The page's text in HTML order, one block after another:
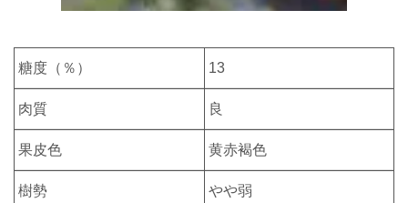
糖度（％） 13
肉質 良
果皮色 黄赤褐色
樹勢 やや弱